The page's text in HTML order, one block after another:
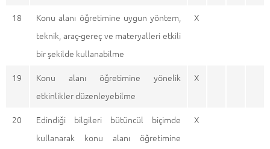
18
Konu alanı öğretimine uygun yöntem,
teknik, araç-gereç ve materyalleri etkili
bir şekilde kullanabilme
X
19
Konu alanı öğretimine yönelik
etkinlikler düzenleyebilme
X
20
Edindiği bilgileri bütüncül biçimde
kullanarak konu alanı öğretimine
X